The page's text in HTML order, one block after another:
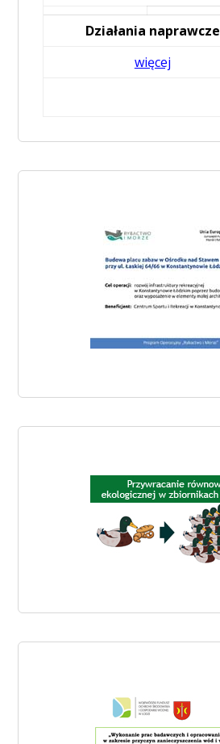
Działania naprawcze
więcej